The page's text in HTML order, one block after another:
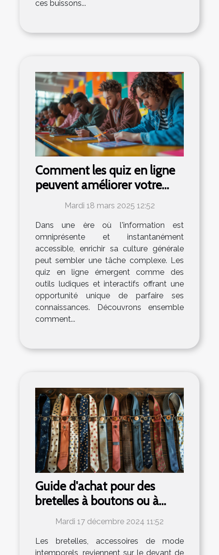
ces buissons...
Comment les quiz en ligne
peuvent améliorer votre
culture générale
Mardi 18 mars 2025 12:52
Dans une ère où l'information est
omniprésente et instantanément
accessible, enrichir sa culture générale
peut sembler une tâche complexe. Les
quiz en ligne émergent comme des
outils ludiques et interactifs offrant une
opportunité unique de parfaire ses
connaissances. Découvrons ensemble
comment...
Guide d'achat pour des
bretelles à boutons ou à
pincesMardi 17 décembre 2024 11:52
Les bretelles, accessoires de mode
intemporels, reviennent sur le devant de